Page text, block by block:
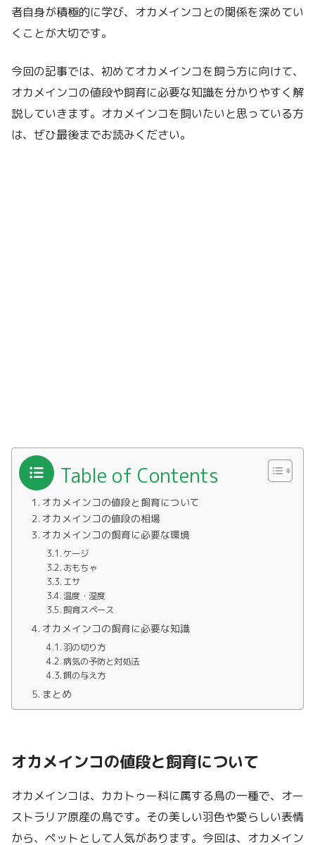
者自身が積極的に学び、オカメインコとの関係を深めてい
くことが大切です。
今回の記事では、初めてオカメインコを飼う方に向けて、
オカメインコの値段や飼育に必要な知識を分かりやすく解
説していきます。オカメインコを飼いたいと思っている方
は、ぜひ最後までお読みください。
Table of Contents
オカメインコの値段と飼育について
オカメインコの値段の相場
オカメインコの飼育に必要な環境
ケージ
おもちゃ
エサ
温度・湿度
飼育スペース
オカメインコの飼育に必要な知識
羽の切り方
病気の予防と対処法
餌の与え方
まとめ
オカメインコの値段と飼育について
オカメインコは、カカトゥー科に属する鳥の一種で、オー
ストラリア原産の鳥です。その美しい羽色や愛らしい表情
から、ペットとして人気があります。今回は、オカメイン